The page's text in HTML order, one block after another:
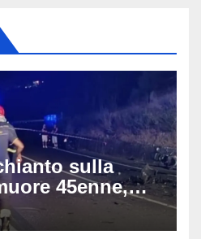
sulla
45enne,
un suv e